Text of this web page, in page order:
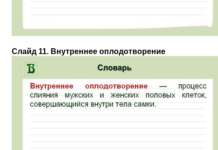
Слайд 11. Внутреннее оплодотворение